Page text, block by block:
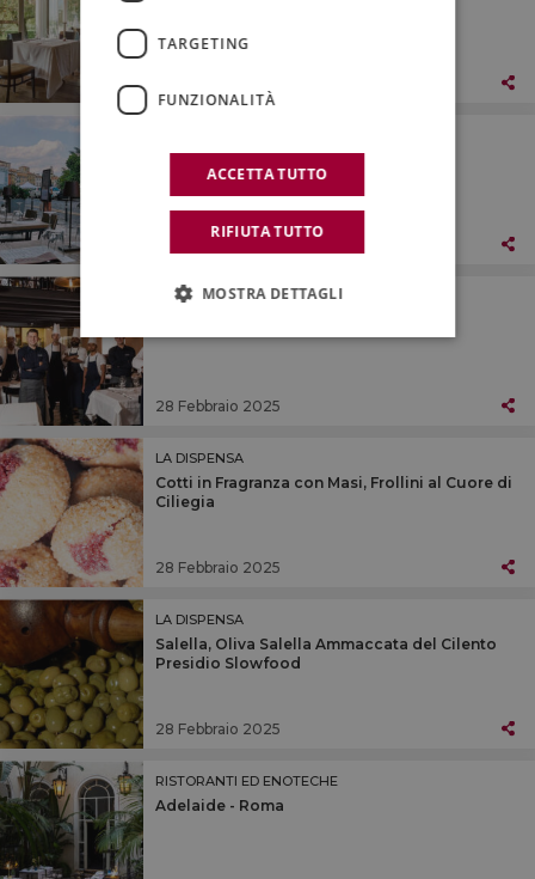
RISTORANTI ED ENOTECHE
28 Febbraio 2025
LA DISPENSA
Cotti in Fragranza con Masi, Frollini al Cuore di
Ciliegia
28 Febbraio 2025
LA DISPENSA
Salella, Oliva Salella Ammaccata del Cilento
Presidio Slowfood
28 Febbraio 2025
RISTORANTI ED ENOTECHE
Adelaide - Roma
TARGETING
FUNZIONALITÀ
ACCETTA TUTTO
RIFIUTA TUTTO
MOSTRA DETTAGLI